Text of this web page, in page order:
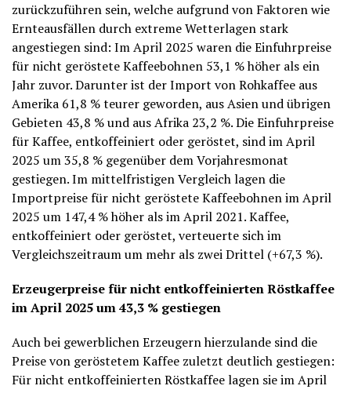
zurückzuführen sein, welche aufgrund von Faktoren wie
Ernteausfällen durch extreme Wetterlagen stark
angestiegen sind: Im April 2025 waren die Einfuhrpreise
für nicht geröstete Kaffeebohnen 53,1 % höher als ein
Jahr zuvor. Darunter ist der Import von Rohkaffee aus
Amerika 61,8 % teurer geworden, aus Asien und übrigen
Gebieten 43,8 % und aus Afrika 23,2 %. Die Einfuhrpreise
für Kaffee, entkoffeiniert oder geröstet, sind im April
2025 um 35,8 % gegenüber dem Vorjahresmonat
gestiegen. Im mittelfristigen Vergleich lagen die
Importpreise für nicht geröstete Kaffeebohnen im April
2025 um 147,4 % höher als im April 2021. Kaffee,
entkoffeiniert oder geröstet, verteuerte sich im
Vergleichszeitraum um mehr als zwei Drittel (+67,3 %).
Erzeugerpreise für nicht entkoffeinierten Röstkaffee
im April 2025 um 43,3 % gestiegen
Auch bei gewerblichen Erzeugern hierzulande sind die
Preise von geröstetem Kaffee zuletzt deutlich gestiegen:
Für nicht entkoffeinierten Röstkaffee lagen sie im April